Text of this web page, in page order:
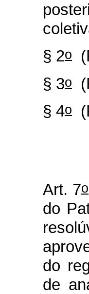
§ 2o
§ 3o
§ 4o
Art. 7o
do
do
de